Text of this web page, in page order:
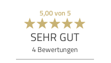
5,00von 5
SEHR GUT
4 Bewertungen